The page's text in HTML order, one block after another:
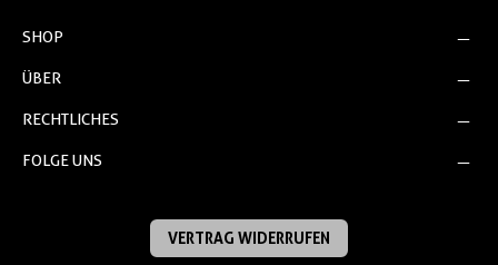
SHOP
ÜBER
RECHTLICHES
FOLGE UNS
VERTRAG WIDERRUFEN